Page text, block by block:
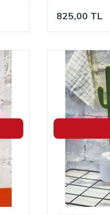
825,00 TL